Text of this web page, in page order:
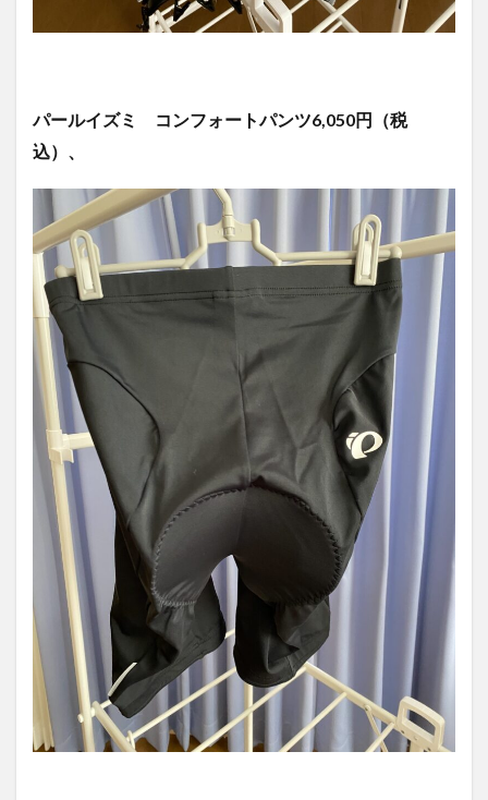
パールイズミ コンフォートパンツ6,050円（税
込）、